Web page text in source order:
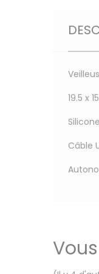
19.5 x
Silicone
Câble